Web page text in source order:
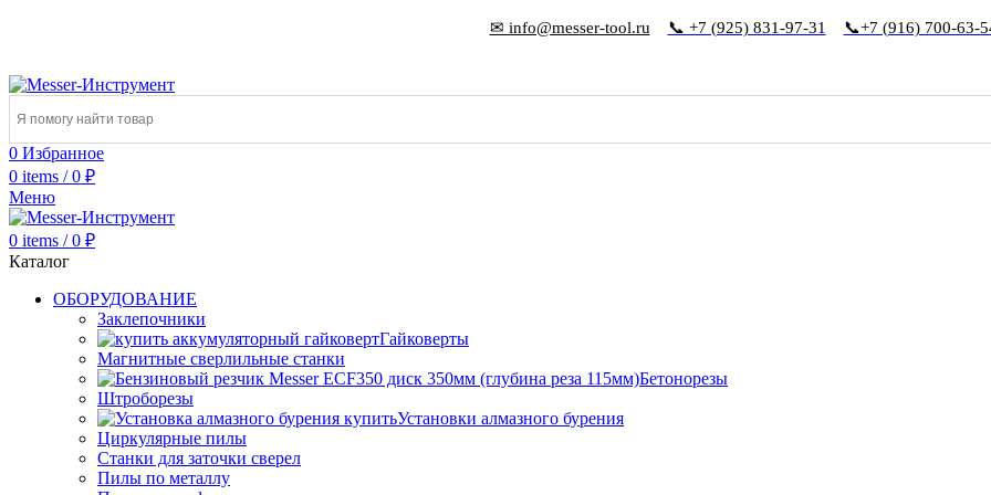
✉ info@messer-tool.ru 📞 +7 (925) 831-97-31 📞+7 (916) 700-63-
0 Избранное
0 items / 0 ₽
Меню
0 items / 0 ₽
Каталог
ОБОРУДОВАНИЕ
Заклепочники
Гайковерты
Магнитные сверлильные станки
Бетонорезы
Штроборезы
Установки алмазного бурения
Циркулярные пилы
Станки для заточки сверел
Пилы по металлу